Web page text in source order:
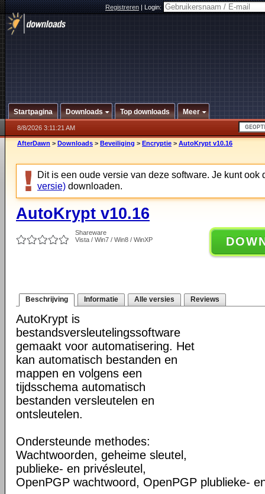
Registreren|Login:
Startpagina Downloads Top downloads Meer
8/8/2026 3:11:21 AM
AfterDawn > Downloads > Beveiliging > Encryptie > AutoKrypt v10.16
Dit is een oude versie van deze software. Je kunt ook
versie) downloaden.
AutoKrypt v10.16
Shareware
Vista / Win7 / Win8 / WinXP
Beschrijving Informatie Alle versies Reviews
AutoKrypt is
bestandsversleutelingssoftware
gemaakt voor automatisering. Het
kan automatisch bestanden en
mappen en volgens een
tijdsschema automatisch
bestanden versleutelen en
ontsleutelen.
Ondersteunde methodes:
Wachtwoorden, geheime sleutel,
publieke- en privésleutel,
OpenPGP wachtwoord, OpenPGP plublieke-